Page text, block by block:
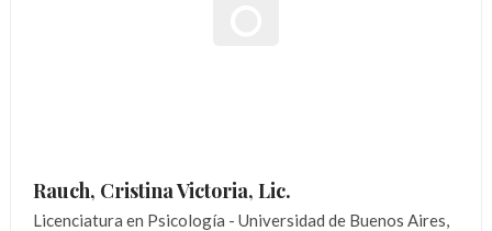
Rauch, Cristina Victoria, Lic.
Licenciatura en Psicología - Universidad de Buenos Aires,